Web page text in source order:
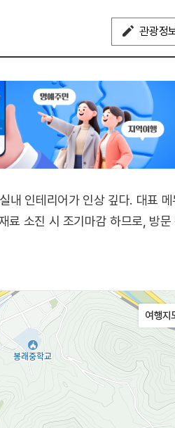
관광정
내 인테리어가 인상 깊다. 대표 메
료 소진 시 조기마감 하므로, 방문